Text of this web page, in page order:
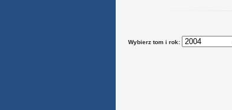
Wybierz tom i rok: